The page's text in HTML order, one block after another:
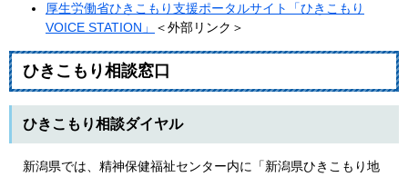
厚生労働省ひきこもり支援ポータルサイト「ひきこもり
VOICE STATION」
＜外部リンク＞
ひきこもり相談窓口
ひきこもり相談ダイヤル
新潟県では、精神保健福祉センター内に「新潟県ひきこもり地